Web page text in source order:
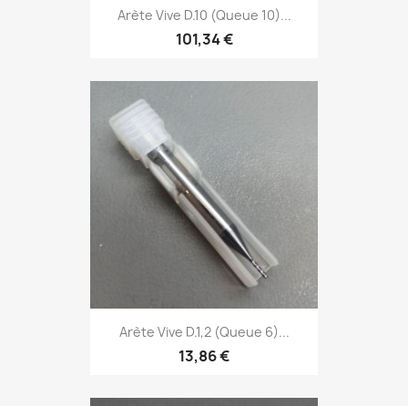
Arète Vive D.10 (Queue 10)...
101,34 €
Arète Vive D.1,2 (Queue 6)...
13,86 €